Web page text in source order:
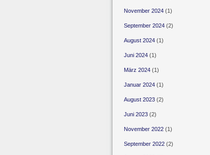
November 2024(1)
September 2024(2)
August 2024(1)
Juni 2024(1)
März 2024(1)
Januar 2024(1)
August 2023(2)
Juni 2023(2)
November 2022(1)
September 2022(2)